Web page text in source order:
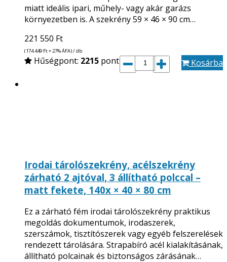
miatt ideális ipari, műhely- vagy akár garázs
környezetben is. A szekrény 59 × 46 × 90 cm…
221 550 Ft
(174 449 Ft+ 27% ÁFA) / db
Hűségpont: 2215 pont Kosárba
Irodai tárolószekrény, acélszekrény
zárható 2 ajtóval, 3 állítható polccal –
matt fekete, 140x × 40 × 80 cm
Ez a zárható fém irodai tárolószekrény praktikus
megoldás dokumentumok, irodaszerek,
szerszámok, tisztítószerek vagy egyéb felszerelések
rendezett tárolására. Strapabíró acél kialakításának,
állítható polcainak és biztonságos zárásának…